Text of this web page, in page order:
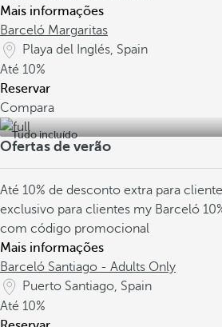
Mais informações
Barceló Margaritas
Playa del Inglés, Spain
Até 10%
Reservar
Compara
Tudo incluído
Ofertas de verão
Até 10% de desconto extra para
exclusivo para clientes my Barceló
com código promocional
Mais informações
Barceló Santiago - Adults Only
Puerto Santiago, Spain
Até 10%